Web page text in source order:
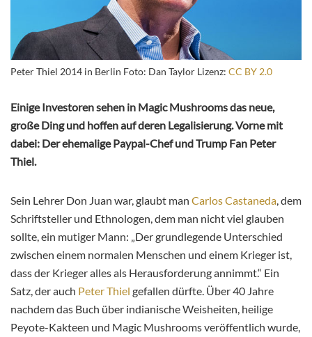
Peter Thiel 2014 in Berlin Foto: Dan Taylor Lizenz: CC BY 2.0
Einige Investoren sehen in Magic Mushrooms das neue,
große Ding und hoffen auf deren Legalisierung. Vorne mit
dabei: Der ehemalige Paypal-Chef und Trump Fan Peter
Thiel.
Sein Lehrer Don Juan war, glaubt man Carlos Castaneda , dem
Schriftsteller und Ethnologen, dem man nicht viel glauben
sollte, ein mutiger Mann: „Der grundlegende Unterschied
zwischen einem normalen Menschen und einem Krieger ist,
dass der Krieger alles als Herausforderung annimmt.“ Ein
Satz, der auch Peter Thiel gefallen dürfte. Über 40 Jahre
nachdem das Buch über indianische Weisheiten, heilige
Peyote-Kakteen und Magic Mushrooms veröffentlich wurde,